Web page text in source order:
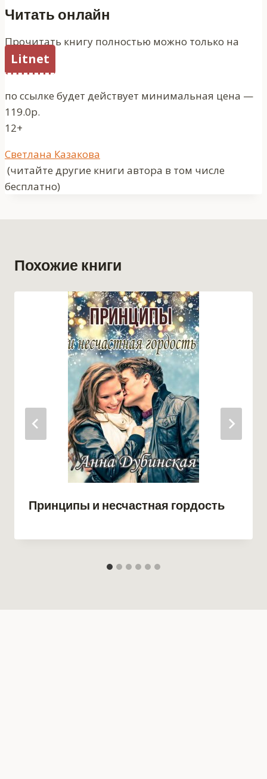
Читать онлайн
Прочитать книгу полностью можно только на
Litnet
по ссылке будет действует минимальная цена —
119.0р.
12+
Метки
записи:
Светлана Казакова
(читайте другие книги автора в том числе
бесплатно)
Похожие книги
Принципы и несчастная гордость